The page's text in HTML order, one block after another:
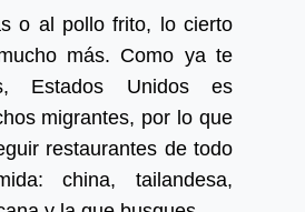
o al pollo frito, lo cierto
más. Como ya te
Estados Unidos es
migrantes, por lo que
restaurantes de todo
china, tailandesa,